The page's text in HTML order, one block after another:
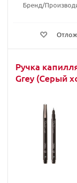
Бренд/
Ручка
Grey (Серый